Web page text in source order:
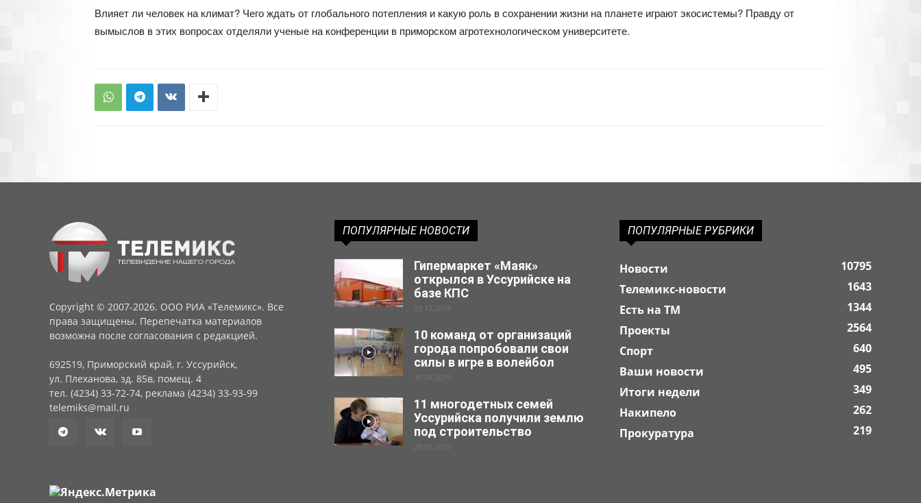
Влияет ли человек на климат? Чего ждать от глобального потепления и какую роль в сохранении жизни на планете играют экосистемы? Правду от
вымыслов в этих вопросах отделяли ученые на конференции в приморском агротехнологическом университете.
Copyright © 2007-2026. ООО РИА «Телемикс». Все
права защищены. Перепечатка материалов
возможна после согласования с редакцией.
692519, Приморский край, г. Уссурийск,
ул. Плеханова, зд. 85в, помещ. 4
тел. (4234) 33-72-74, реклама (4234) 33-93-99
telemiks@mail.ru
ПОПУЛЯРНЫЕ НОВОСТИ
Гипермаркет «Маяк»
открылся в Уссурийске на
базе КПС
23.12.2019
10 команд от организаций
города попробовали свои
силы в игре в волейбол
30.04.2019
11 многодетных семей
Уссурийска получили землю
под строительство
29.03.2019
ПОПУЛЯРНЫЕ РУБРИКИ
Новости
10795
Телемикс-новости
1643
Есть на ТМ
1344
Проекты
2564
Спорт
640
Ваши новости
495
Итоги недели
349
Накипело
262
Прокуратура
219